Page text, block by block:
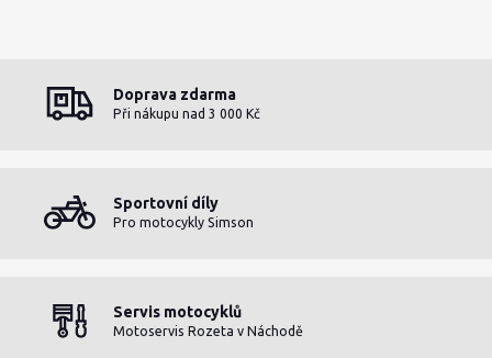
Doprava zdarma
Při nákupu nad 3 000 Kč
Sportovní díly
Pro motocykly Simson
Servis motocyklů
Motoservis Rozeta v Náchodě